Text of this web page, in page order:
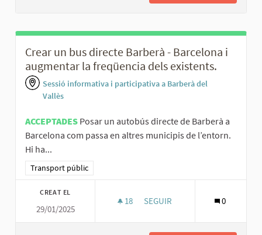
Crear un bus directe Barberà - Barcelona i
augmentar la freqüencia dels existents.
Sessió informativa i participativa a Barberà del
Vallès
ACCEPTADES Posar un autobús directe de Barberà a
Barcelona com passa en altres municipis de l’entorn.
Hi ha...
Resultats al filtrar per la categoria: Transport públic
Transport públic
CREAT EL
29/01/2025
18 18 SEGUIDORES
SEGUIR 0